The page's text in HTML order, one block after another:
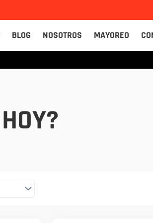
BLOG NOSOTROS MAYOREO